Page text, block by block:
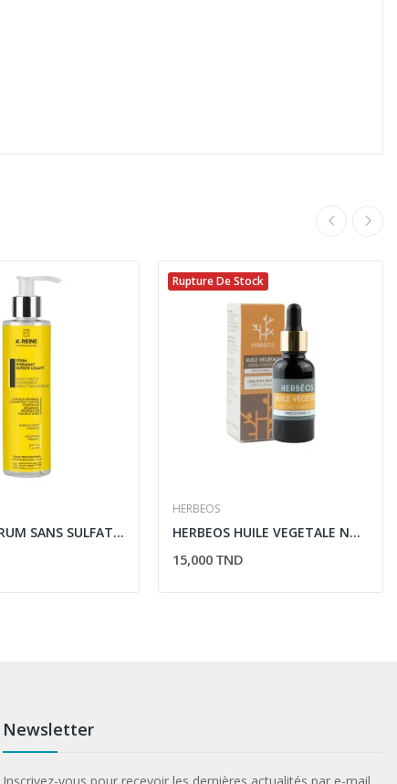
K-REINE SERUM SANS SULFATE HYDRATANT NUTRITIF...
Rupture De Stock
HERBEOS
HERBEOS HUILE VEGETALE NOYAUX D'ABRICOT 30ML
15,000 TND
Newsletter